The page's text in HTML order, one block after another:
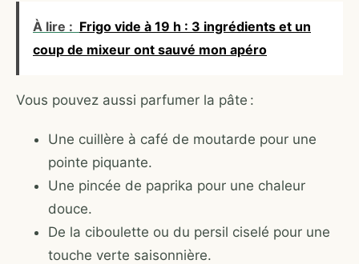
À lire : Frigo vide à 19 h : 3 ingrédients et un
coup de mixeur ont sauvé mon apéro
Vous pouvez aussi parfumer la pâte :
Une cuillère à café de moutarde pour une
pointe piquante.
Une pincée de paprika pour une chaleur
douce.
De la ciboulette ou du persil ciselé pour une
touche verte saisonnière.